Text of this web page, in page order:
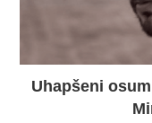
Uhapšeni